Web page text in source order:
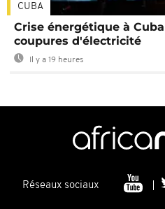
CUBA
Crise énergétique à
coupures d'électricité
Il y a 19 heures
Réseaux sociaux